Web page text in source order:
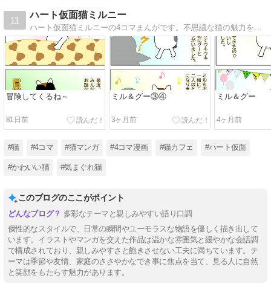
11
ハート仮面猫ミルニー
冒険してくるね～
81日前
ミル＆グー③④
3ヶ月前
ミル＆グー
4ヶ月前
#猫 #4コマ #猫マンガ #4コマ漫画 #猫カフェ #ハート仮面
#かわいい猫 #気まぐれ猫
このブログのここがポイント
多彩なテーマと親しみやすい語り口調
個性的なスタイルで、日常の瞬間やユーモラスな物語を優しく描き出して
います。イラストやマンガを交えた作品は温かな雰囲気と緩やかな会話調
で構成されており、親しみやすさと飽きさせない工夫に満ちています。テ
ーマは季節や友情、家庭のささやかなでき事に焦点を当て、見る人に自然
と笑顔をもたらす魅力があります。